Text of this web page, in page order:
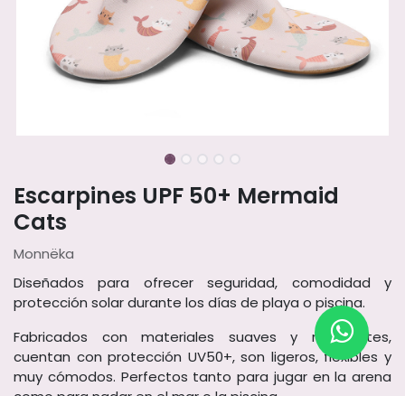
Escarpines UPF 50+ Mermaid
Cats
Monnëka
Diseñados para ofrecer seguridad, comodidad y
protección solar durante los días de playa o piscina.
Fabricados con materiales suaves y resistentes,
cuentan con protección UV50+, son ligeros, flexibles y
muy cómodos. Perfectos tanto para jugar en la arena